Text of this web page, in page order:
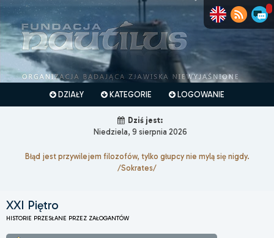
DZIAŁY KATEGORIE LOGOWANIE
Dziś jest:
Niedziela, 9 sierpnia 2026
Błąd jest przywilejem filozofów, tylko głupcy nie mylą się nigdy.
/Sokrates/
XXI Piętro
HISTORIE PRZESŁANE PRZEZ ZAŁOGANTÓW